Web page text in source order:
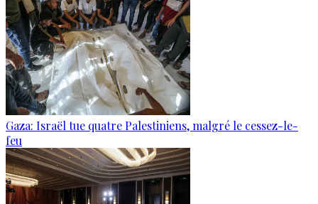
Gaza: Israël tue quatre Palestiniens, malgré le cessez-le-
feu